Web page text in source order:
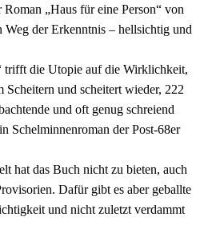
„Haus für eine Person“ von
Weg der Erkenntnis – hellsichtig und
trifft die Utopie auf die Wirklichkeit,
Scheitern und scheitert wieder, 222
und oft genug schreiend
Schelminnenroman der Post-68er
hat das Buch nicht zu bieten, auch
Dafür gibt es aber geballte
und nicht zuletzt verdammt